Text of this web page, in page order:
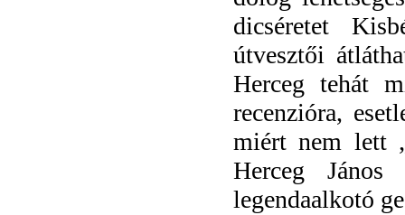
dicséretet
útvesztői
Herceg tehát
recenzióra,
miért nem lett
Herceg
legendaalkotó